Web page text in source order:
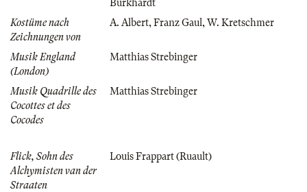
Burkhardt
Kostüme nach
Zeichnungen von
A. Albert,Franz Gaul,W. Kretschmer
Musik England
(London)
Matthias Strebinger
Musik Quadrille des
Cocottes et des
Cocodes
Matthias Strebinger
Flick, Sohn des
Alchymisten van der
Straaten
Louis Frappart (Ruault)